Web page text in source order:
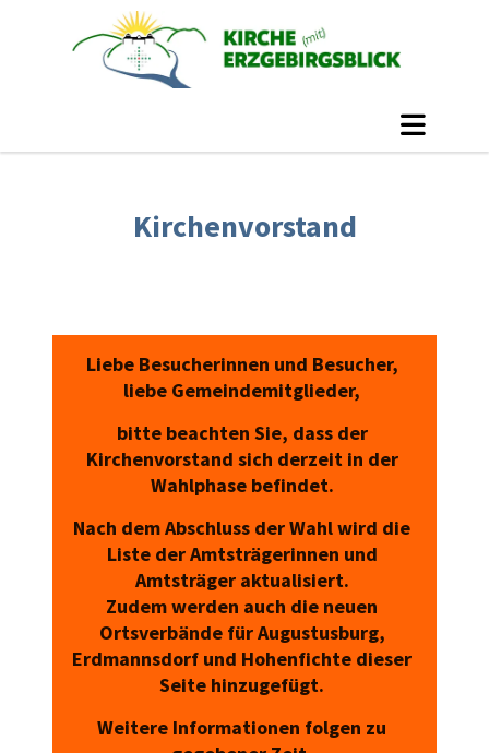
Kirchenvorstand
Liebe Besucherinnen und Besucher,
liebe Gemeindemitglieder,
bitte beachten Sie, dass der
Kirchenvorstand sich derzeit in der
Wahlphase befindet.
Nach dem Abschluss der Wahl wird die
Liste der Amtsträgerinnen und
Amtsträger aktualisiert.
Zudem werden auch die neuen
Ortsverbände für Augustusburg,
Erdmannsdorf und Hohenfichte dieser
Seite hinzugefügt.
Weitere Informationen folgen zu